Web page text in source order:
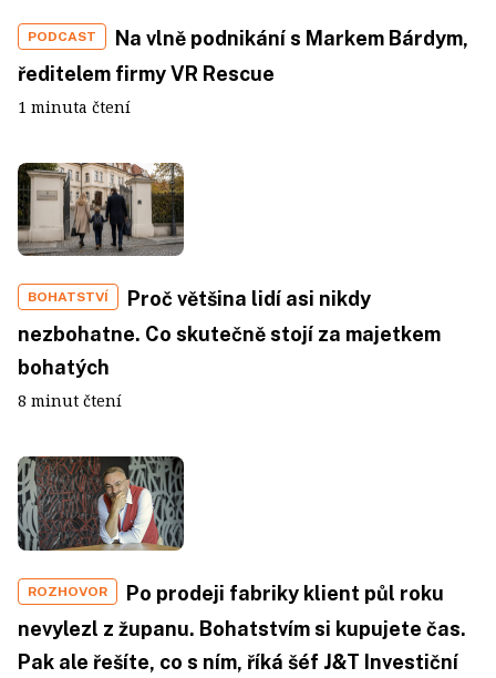
PODCAST
Na vlně podnikání s Markem Bárdym,
ředitelem firmy VR Rescue
1 minuta čtení
BOHATSTVÍ
Proč většina lidí asi nikdy
nezbohatne. Co skutečně stojí za majetkem
bohatých
8 minut čtení
ROZHOVOR
Po prodeji fabriky klient půl roku
nevylezl z županu. Bohatstvím si kupujete čas.
Pak ale řešíte, co s ním, říká šéf J&T Investiční